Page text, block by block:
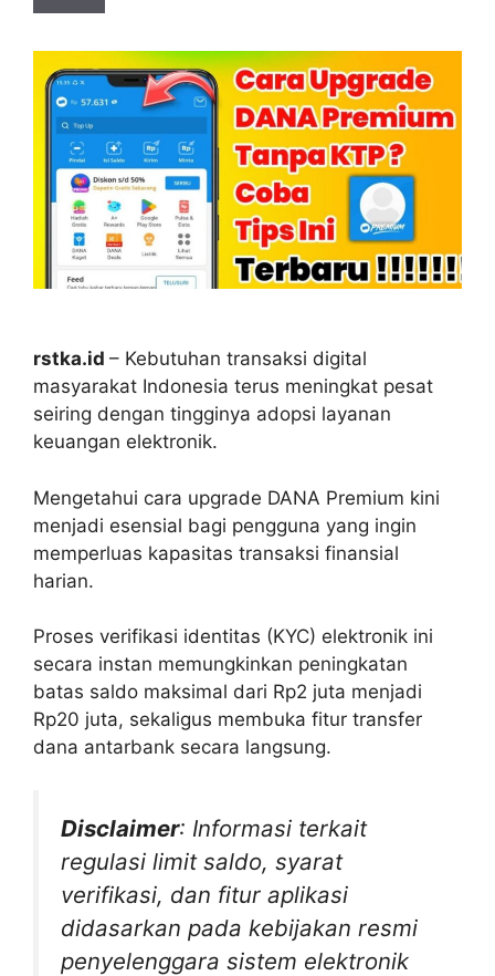
rstka.id – Kebutuhan transaksi digital
masyarakat Indonesia terus meningkat pesat
seiring dengan tingginya adopsi layanan
keuangan elektronik.
Mengetahui cara upgrade DANA Premium kini
menjadi esensial bagi pengguna yang ingin
memperluas kapasitas transaksi finansial
harian.
Proses verifikasi identitas (KYC) elektronik ini
secara instan memungkinkan peningkatan
batas saldo maksimal dari Rp2 juta menjadi
Rp20 juta, sekaligus membuka fitur transfer
dana antarbank secara langsung.
Disclaimer: Informasi terkait
regulasi limit saldo, syarat
verifikasi, dan fitur aplikasi
didasarkan pada kebijakan resmi
penyelenggara sistem elektronik